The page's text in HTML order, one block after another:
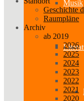
Musik
Geschichte
Raumpläne
Archiv
ab 2019
2026
2025
2024
2023
2022
2021
2020